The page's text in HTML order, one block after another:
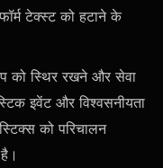
टेक्स्ट को हटाने के
को स्थिर रखने और सेवा
इवेंट और विश्वसनीयता
को परिचालन